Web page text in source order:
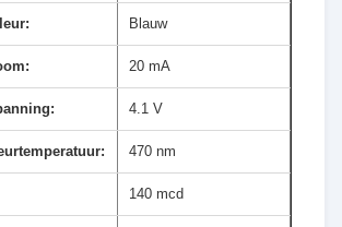
Blauw
20 mA
4.1 V
470 nm
140 mcd